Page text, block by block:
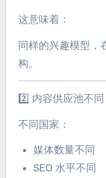
这意味着：
同样的兴趣模型，
构。
2️⃣ 内容供应池不同
不同国家：
媒体数量不同
SEO 水平不同